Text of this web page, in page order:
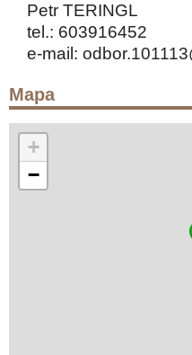
Petr TERINGL
tel.: 603916452
e-mail:
Mapa
+
−